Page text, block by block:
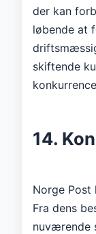
der kan
løbende at
skiftende
14.
Norge Post
Fra dens
nuværende